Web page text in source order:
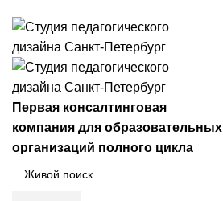
Первая консалтинговая
компания для образовательных
организаций полного цикла